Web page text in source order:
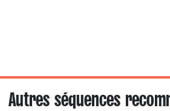
Autres séquences